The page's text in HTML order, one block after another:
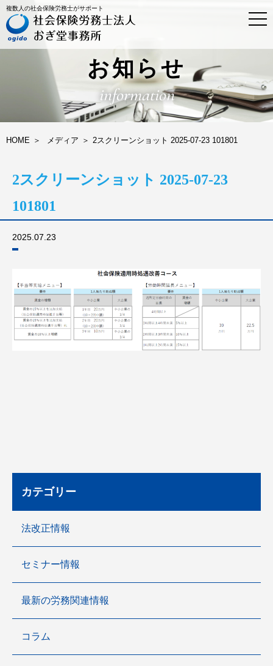
複数人の社会保険労務士がサポート
t
o
g
n
a
v
i
お知らせ
information
HOME メディア 2スクリーンショット 2025-07-23 101801
2スクリーンショット 2025-07-23
101801
2025.07.23
カテゴリー
法改正情報
セミナー情報
最新の労務関連情報
コラム